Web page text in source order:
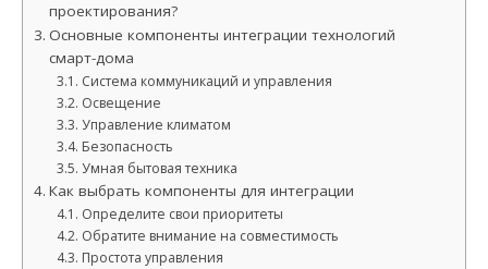
проектирования?
Основные компоненты интеграции технологий
смарт-дома
Система коммуникаций и управления
Освещение
Управление климатом
Безопасность
Умная бытовая техника
Как выбрать компоненты для интеграции
Определите свои приоритеты
Обратите внимание на совместимость
Простота управления